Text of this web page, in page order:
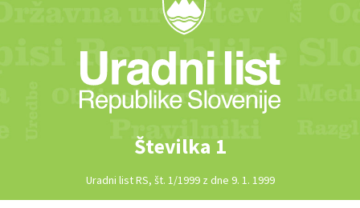
Številka 1
Uradni list RS, št. 1/1999 z dne 9. 1. 1999